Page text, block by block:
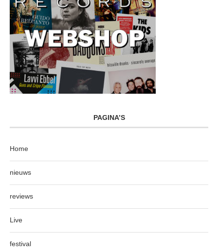
PAGINA’S
Home
nieuws
reviews
Live
festival